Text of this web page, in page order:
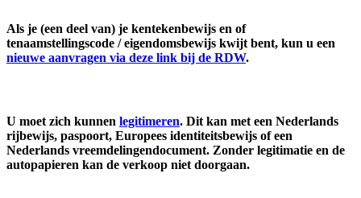
Als je (een deel van) je kentekenbewijs en of
tenaamstellingscode / eigendomsbewijs kwijt bent, kun u een
nieuwe aanvragen via deze link bij de RDW.
U moet zich kunnen legitimeren. Dit kan met een Nederlands
rijbewijs, paspoort, Europees identiteitsbewijs of een
Nederlands vreemdelingendocument. Zonder legitimatie en de
autopapieren kan de verkoop niet doorgaan.